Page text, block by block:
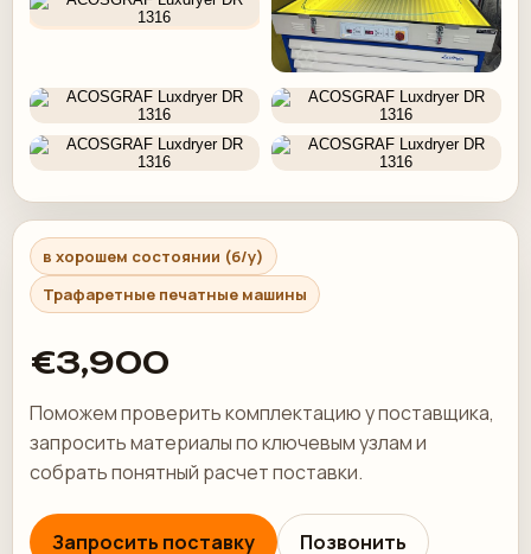
в хорошем состоянии (б/у)
Трафаретные печатные машины
€3,900
Поможем проверить комплектацию у поставщика,
запросить материалы по ключевым узлам и
собрать понятный расчет поставки.
Запросить поставку Позвонить